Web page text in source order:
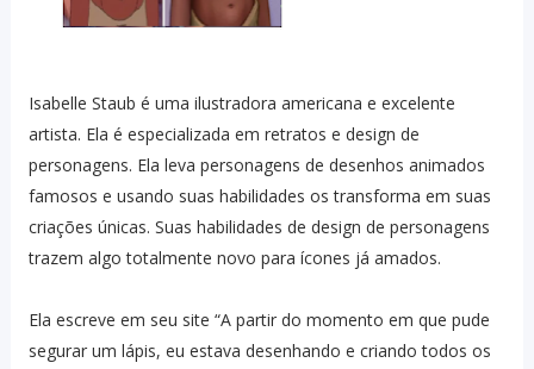
Isabelle Staub é uma ilustradora americana e excelente
artista. Ela é especializada em retratos e design de
personagens. Ela leva personagens de desenhos animados
famosos e usando suas habilidades os transforma em suas
criações únicas. Suas habilidades de design de personagens
trazem algo totalmente novo para ícones já amados.
Ela escreve em seu site “A partir do momento em que pude
segurar um lápis, eu estava desenhando e criando todos os